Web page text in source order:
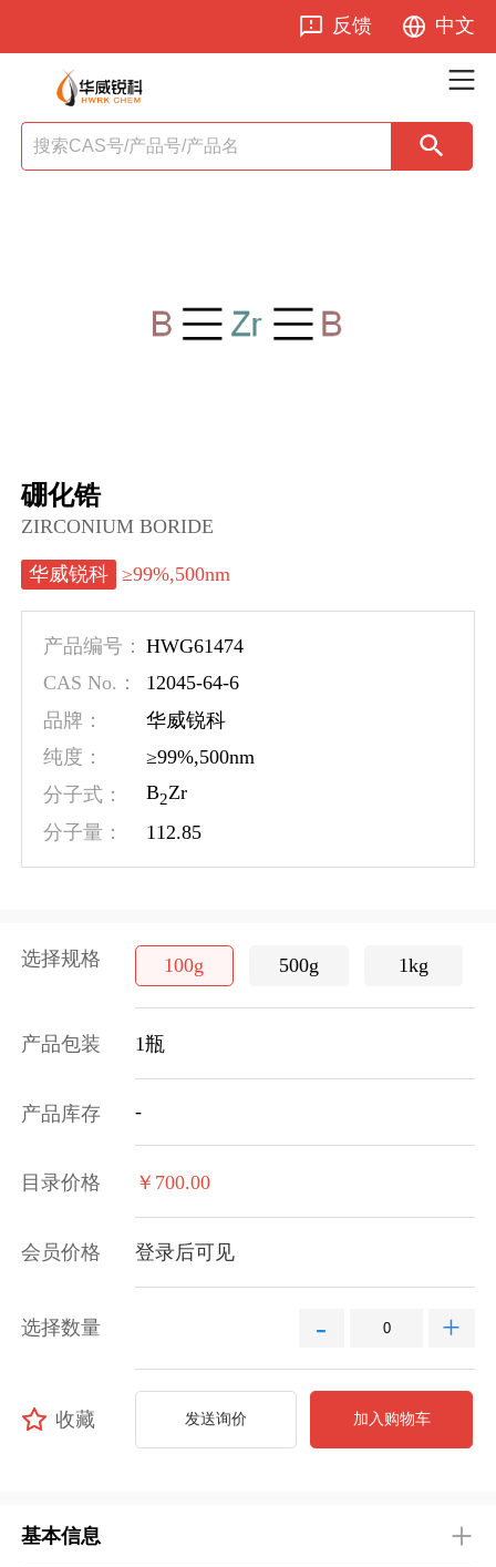
反馈 中文
硼化锆
ZIRCONIUM BORIDE
华威锐科 ≥99%,500nm
产品编号： HWG61474
CAS No.：
12045-64-6
品牌：
华威锐科
纯度：
≥99%,500nm
分子式：
B2Zr
分子量：
112.85
选择规格 100g 500g 1kg
产品包装 1瓶
产品库存 -
目录价格 ￥700.00
会员价格 登录后可见
选择数量 - +
收藏 发送询价 加入购物车
基本信息